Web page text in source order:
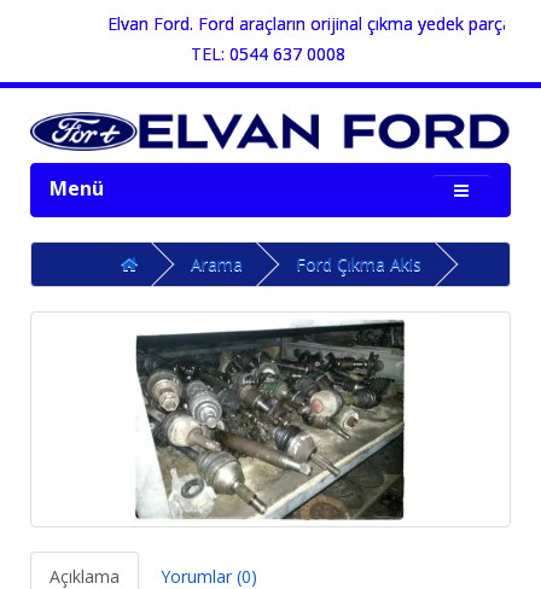
Elvan Ford. Ford araçların orijinal çıkma yedek
TEL: 0544 637 0008
Menü
Arama Ford Çıkma Akis
Açıklama Yorumlar (0)